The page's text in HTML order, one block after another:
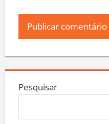
Pesquisar